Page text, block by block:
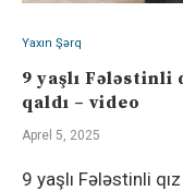
Yaxın Şərq
9 yaşlı Fələstinli
qaldı – video
Aprel 5, 2025
9 yaşlı Fələstinli